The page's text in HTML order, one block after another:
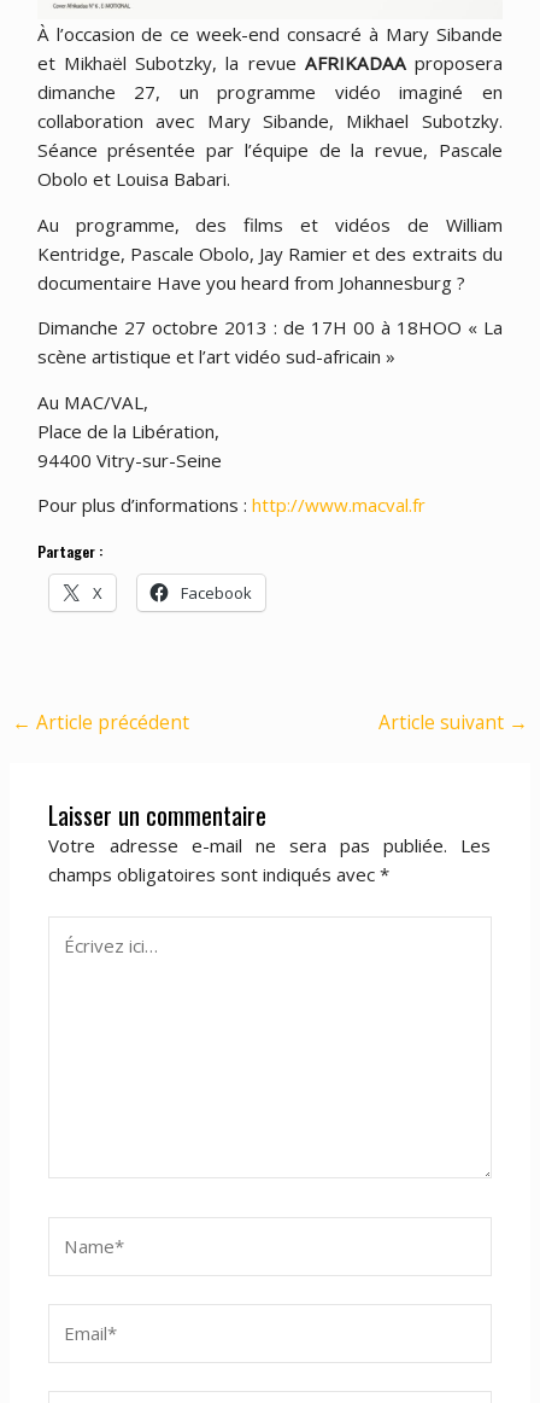
À l’occasion de ce week-end consacré à Mary Sibande
et Mikhaël Subotzky, la revue AFRIKADAA proposera
dimanche 27, un programme vidéo imaginé en
collaboration avec Mary Sibande, Mikhael Subotzky.
Séance présentée par l’équipe de la revue, Pascale
Obolo et Louisa Babari.
Au programme, des films et vidéos de William
Kentridge, Pascale Obolo, Jay Ramier et des extraits du
documentaire Have you heard from Johannesburg ?
Dimanche 27 octobre 2013 : de 17H 00 à 18HOO « La
scène artistique et l’art vidéo sud-africain »
Au MAC/VAL,
Place de la Libération,
94400 Vitry-sur-Seine
Pour plus d’informations : http://www.macval.fr
Partager :
X Facebook
← Article précédent Article suivant →
Laisser un commentaire
Votre adresse e-mail ne sera pas publiée.
Les
champs obligatoires sont indiqués avec*
ici…